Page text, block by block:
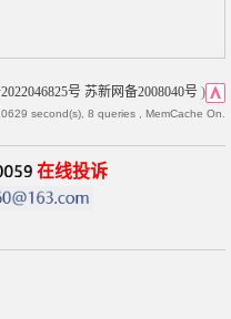
号 苏新网备2008040号 )
second(s), 8 queries , MemCache On.
在线投诉